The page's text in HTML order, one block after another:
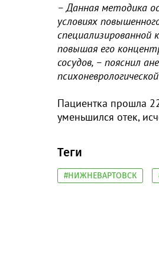
– Данная методика
условиях
специализированной
повышая его
сосудов, – пояснил
Пациентка прошла
уменьшился отек,
Теги
#НИЖНЕВАРТОВСК